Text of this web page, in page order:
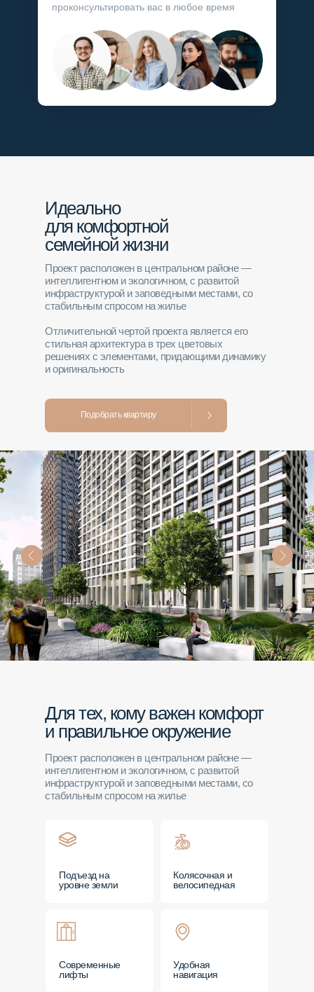
проконсультировать вас в любое время
Идеально
для комфортной
семейной жизни
Проект расположен в центральном районе —
интеллигентном и экологичном, с развитой
инфраструктурой и заповедными местами, со
стабильным спросом на жилье
Отличительной чертой проекта является его
стильная архитектура в трех цветовых
решениях с элементами, придающими динамику
и оригинальность
Подобрать квартиру
Для тех, кому важен комфорт
и правильное окружение
Проект расположен в центральном районе —
интеллигентном и экологичном, с развитой
инфраструктурой и заповедными местами, со
стабильным спросом на жилье
Подъезд на
уровне земли
Колясочная и
велосипедная
Современные
лифты
Удобная
навигация